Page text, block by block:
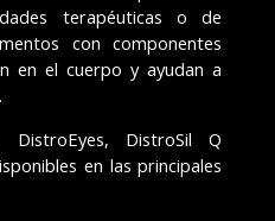
terapéuticas o de
con componentes
en el cuerpo y ayudan a
DistroEyes, DistroSil Q
en las principales